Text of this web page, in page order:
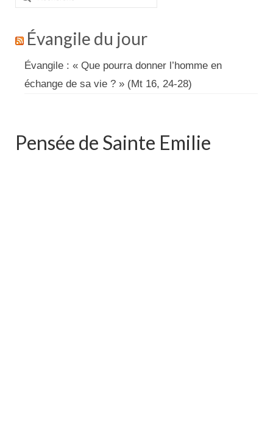
:
Évangile du jour
Évangile : « Que pourra donner l’homme en
échange de sa vie ? » (Mt 16, 24-28)
Pensée de Sainte Emilie